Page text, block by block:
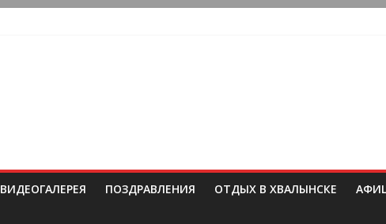
ВИДЕОГАЛЕРЕЯ ПОЗДРАВЛЕНИЯ ОТДЫХ В ХВАЛЫНСКЕ